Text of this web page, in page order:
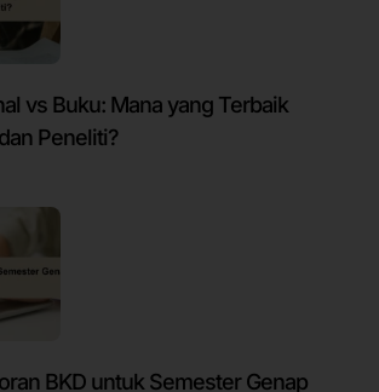
vs Buku: Mana yang Terbaik
Peneliti?
BKD untuk Semester Genap